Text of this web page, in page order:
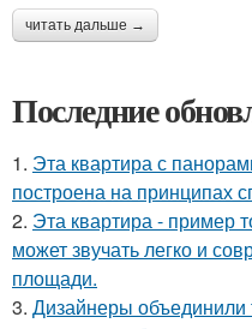
читать дальше →
Последние
1. Эта квартира с
построена на принципах
2. Эта квартира - пример
может звучать легко и
площади.
3. Дизайнеры